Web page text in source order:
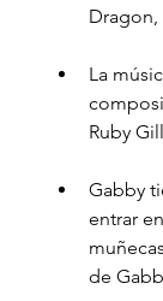
Dragon,
La
Ruby
Gabby
entrar
de